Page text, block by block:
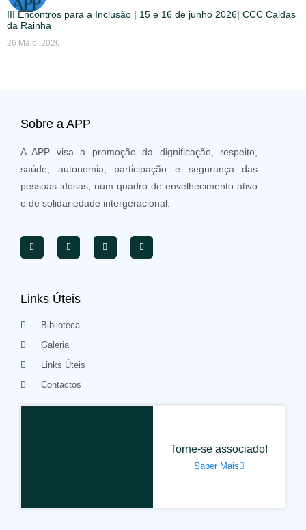
III Encontros para a Inclusão | 15 e 16 de junho 2026| CCC Caldas
da Rainha
26 Maio, 2026
Sobre a APP
A APP visa a promoção da dignificação, respeito,
saúde, autonomia, participação e segurança das
pessoas idosas, num quadro de envelhecimento ativo
e de solidariedade intergeracional.
Links Úteis
Biblioteca
Galeria
Links Úteis
Contactos
Torne-se associado!
Saber Mais